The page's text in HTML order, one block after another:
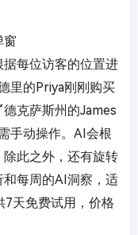
窗
据每位访客的位置进
里的Priya刚刚购买
克萨斯州的James
手动操作。AI会根
此之外，还有旋转
每周的AI洞察，适
7天免费试用，价格